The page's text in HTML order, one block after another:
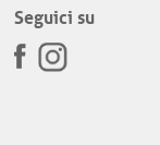
Seguici su